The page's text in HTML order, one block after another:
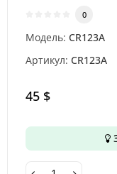
0
Модель: CR123A
Артикул: CR123A
45 $